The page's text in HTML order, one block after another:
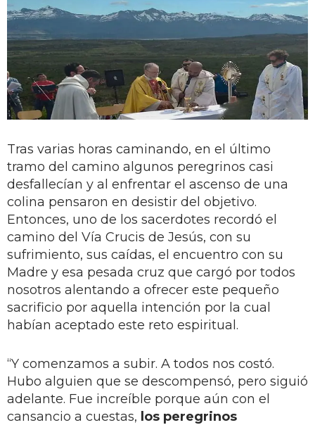
Tras varias horas caminando, en el último
tramo del camino algunos peregrinos casi
desfallecían y al enfrentar el ascenso de una
colina pensaron en desistir del objetivo.
Entonces, uno de los sacerdotes recordó el
camino del Vía Crucis de Jesús, con su
sufrimiento, sus caídas, el encuentro con su
Madre y esa pesada cruz que cargó por todos
nosotros alentando a ofrecer este pequeño
sacrificio por aquella intención por la cual
habían aceptado este reto espiritual.
“Y comenzamos a subir. A todos nos costó.
Hubo alguien que se descompensó, pero siguió
adelante. Fue increíble porque aún con el
cansancio a cuestas, los peregrinos